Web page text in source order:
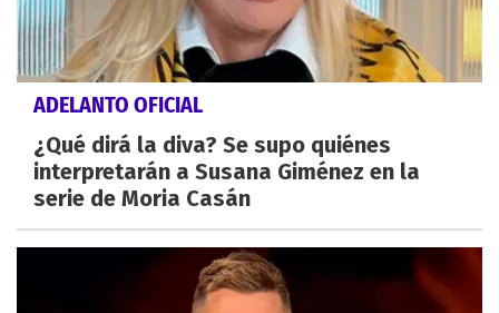
ADELANTO OFICIAL
¿Qué dirá la diva? Se supo quiénes
interpretarán a Susana Giménez en la
serie de Moria Casán